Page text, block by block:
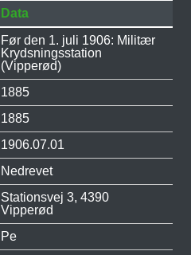
Data
Før den 1. juli 1906: Militær
Krydsningsstation
(Vipperød)
1885
1885
1906.07.01
Nedrevet
Stationsvej 3, 4390
Vipperød
Pe